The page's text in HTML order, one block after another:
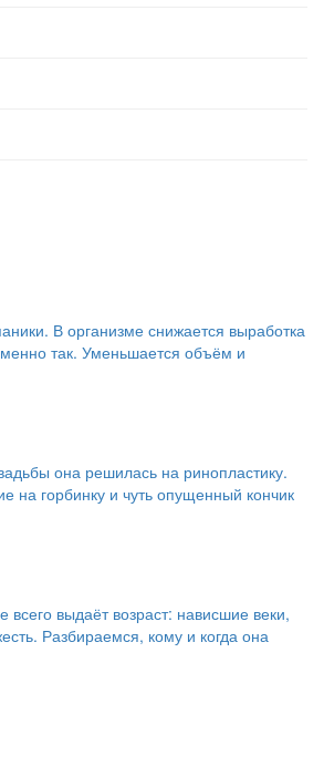
В организме снижается выработка
так. Уменьшается объём и
она решилась на ринопластику.
на горбинку и чуть опущенный кончик
выдаёт возраст: нависшие веки,
Разбираемся, кому и когда она